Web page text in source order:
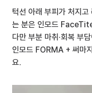
턱선 아래 부피가 처지고
는 분은 인모드
다만 부분 마취·회복 부
인모드 FORMA + 써마
요.